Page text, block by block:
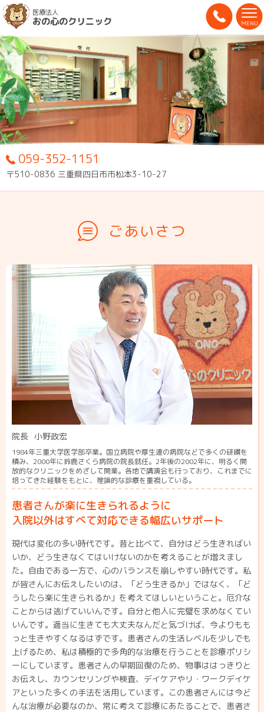
医療法人
おの心のクリニック MENU
059-352-1151
〒510-0836 三重県四日市市松本3-10-27
ごあいさつ
院長 小野政宏
1984年三重大学医学部卒業。国立病院や厚生連の病院などで多くの研鑽を
積み、2000年に鈴鹿さくら病院の院長就任。2年後の2002年に、明るく開
放的なクリニックをめざして開業。各地で講演会も行っており、これまでに
培ってきた経験をもとに、理論的な診療を重視している。
患者さんが楽に生きられるように
入院以外はすべて対応できる幅広いサポート
現代は変化の多い時代です。昔と比べて、自分はどう生きればい
いか、どう生きなくてはいけないのかを考えることが増えまし
た。自由である一方で、心のバランスを崩しやすい時代です。私
が皆さんにお伝えしたいのは、「どう生きるか」ではなく、「ど
うしたら楽に生きられるか」を考えてほしいということ。厄介な
ことからは逃げていいんです。自分と他人に完璧を求めなくてい
いんです。適当に生きても大丈夫なんだと気づけば、今よりもも
っと生きやすくなるはずです。患者さんの生活レベルを少しでも
上げるため、私は積極的で多角的な治療を行うことを診療ポリシ
ーにしています。患者さんの早期回復のため、物事ははっきりと
お伝えし、カウンセリングや検査、デイケアやリ・ワークデイケ
アといった多くの手法を活用しています。この患者さんには今ど
んな治療が必要なのか、常に考えて診療にあたることで、患者さ